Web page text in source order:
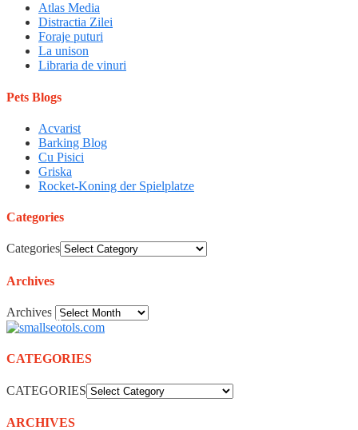
Atlas Media
Distractia Zilei
Foraje puturi
La unison
Libraria de vinuri
Pets Blogs
Acvarist
Barking Blog
Cu Pisici
Griska
Rocket-Koning der Spielplatze
Categories
Categories
Archives
Archives30
CATEGORIES
CATEGORIES
ARCHIVES